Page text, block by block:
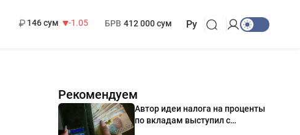
146 сум
-1.05
БРВ 412 000 сум Ру
Рекомендуем
Автор идеи налога на проценты
по вкладам выступил с